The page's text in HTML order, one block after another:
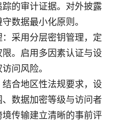
的审计证据。对外披露
数据最小化原则。
采用分层密钥管理，定
。启用多因素认证与设
问风险。
合地区性法规要求，设
数据加密等级与访问者
传输建立清晰的事前评